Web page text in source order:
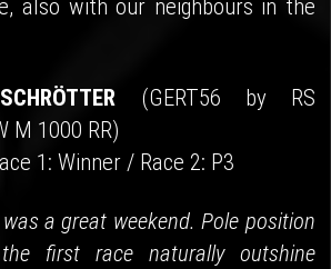
also with our neighbours in the
(GERT56 by RS
M 1000 RR)
1: Winner / Race 2: P3
a great weekend. Pole position
first race naturally outshine